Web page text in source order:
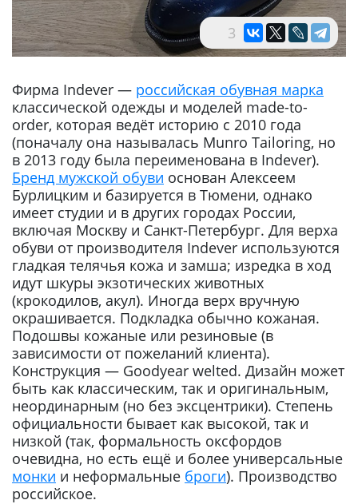
3
Фирма Indever — российская обувная марка
классической одежды и моделей made-to-
order, которая ведёт историю с 2010 года
(поначалу она называлась Munro Tailoring, но
в 2013 году была переименована в Indever).
Бренд мужской обуви основан Алексеем
Бурлицким и базируется в Тюмени, однако
имеет студии и в других городах России,
включая Москву и Санкт-Петербург. Для верха
обуви от производителя Indever используются
гладкая телячья кожа и замша; изредка в ход
идут шкуры экзотических животных
(крокодилов, акул). Иногда верх вручную
окрашивается. Подкладка обычно кожаная.
Подошвы кожаные или резиновые (в
зависимости от пожеланий клиента).
Конструкция — Goodyear welted. Дизайн может
быть как классическим, так и оригинальным,
неординарным (но без эксцентрики). Степень
официальности бывает как высокой, так и
низкой (так, формальность оксфордов
очевидна, но есть ещё и более универсальные
монки и неформальные броги). Производство
российское.